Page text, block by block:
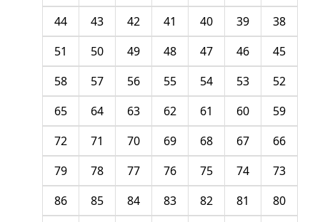
38
39
40
41
42
43
44
45
46
47
48
49
50
51
52
53
54
55
56
57
58
59
60
61
62
63
64
65
66
67
68
69
70
71
72
73
74
75
76
77
78
79
80
81
82
83
84
85
86